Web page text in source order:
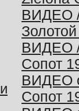
ВИДЕО
ВИДЕО
Сопот
ВИДЕО
Сопот